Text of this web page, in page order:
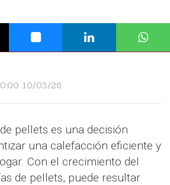
10/03/26
pellets es una decisión
una calefacción eficiente y
Con el crecimiento del
de pellets, puede resultar